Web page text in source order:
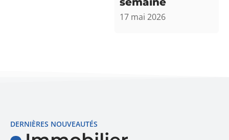
17 mai 2026
DERNIÈRES NOUVEAUTÉS